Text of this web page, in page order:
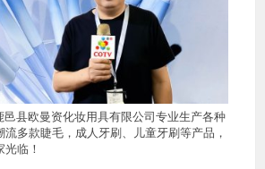
邑县欧曼资化妆用具有限公司专业生产各种
多款睫毛，成人牙刷、儿童牙刷等产品，
临！